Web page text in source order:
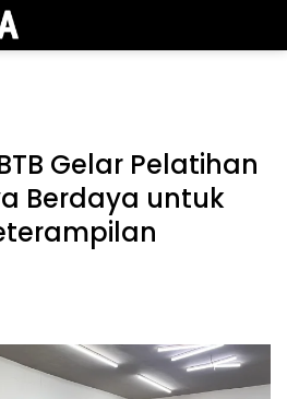
Gelar Pelatihan
Berdaya untuk